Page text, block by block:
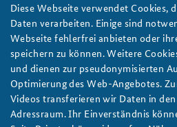
und ihre interdisziplinäre
Mitglieder des Arbeitskreises
öffentlicher Verwaltung, Wirtschaft,
an.
Autor:Redaktion
Arbeitspapier
Arbeitskreis
Diese Webseite verwendet Cookies,
Daten verarbeiten. Einige sind
Webseite fehlerfrei anbieten oder
speichern zu können. Weitere
und dienen zur pseudonymisierten
Optimierung des Web-Angebotes.
Videos transferieren wir Daten in
Adressraum. Ihr Einverständnis